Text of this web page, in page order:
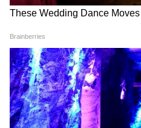
Jind (Haryana): भारत की पहली